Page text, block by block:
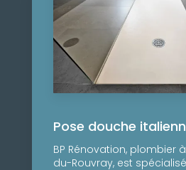
Pose douche
BP Rénovation, plombier
du-Rouvray, est